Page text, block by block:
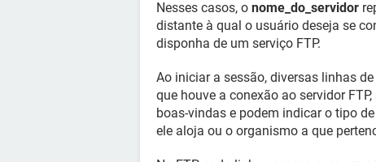
Nesses casos, o nome_do_servidor
distante à qual o usuário deseja se
disponha de um serviço FTP.
Ao iniciar a sessão, diversas linhas
que houve a conexão ao servidor
boas-vindas e podem indicar o tipo
ele aloja ou o organismo a que